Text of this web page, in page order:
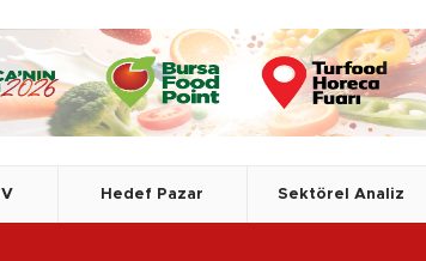
Hedef Pazar Sektörel Analiz